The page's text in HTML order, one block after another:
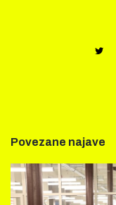
Povezane najave